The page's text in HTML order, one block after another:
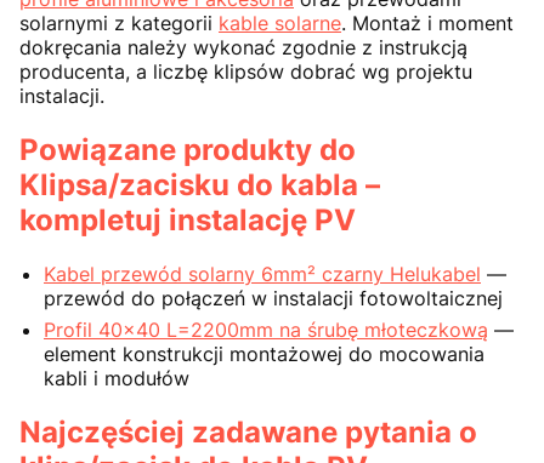
solarnymi z kategorii kable solarne. Montaż i moment
dokręcania należy wykonać zgodnie z instrukcją
producenta, a liczbę klipsów dobrać wg projektu
instalacji.
Powiązane produkty do
Klipsa/zacisku do kabla –
kompletuj instalację PV
Kabel przewód solarny 6mm² czarny Helukabel —
przewód do połączeń w instalacji fotowoltaicznej
Profil 40x40 L=2200mm na śrubę młoteczkową —
element konstrukcji montażowej do mocowania
kabli i modułów
Najczęściej zadawane pytania o